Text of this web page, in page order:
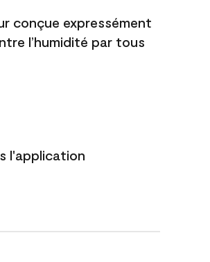
conçue expressément
l’humidité par tous
l'application